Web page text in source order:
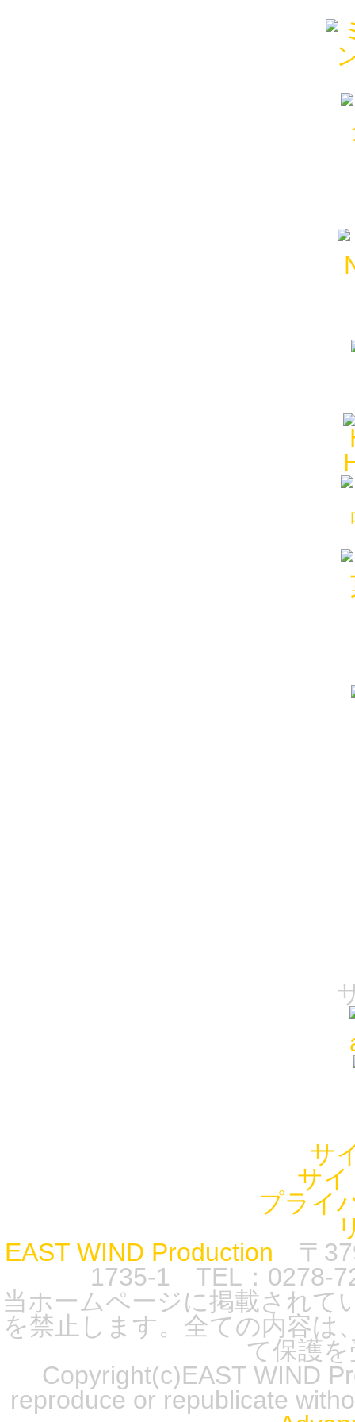
サ
サ
プライ
EAST WIND Production 〒
1735-1 TEL：0278-
当ホームページに掲載されて
を禁止します。全ての内容は
て保護
Copyright(c)EAST WIND
reproduce or republicate